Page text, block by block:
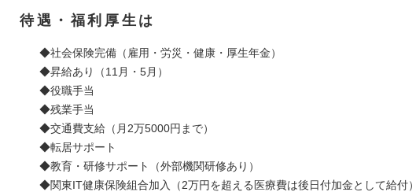
待遇・福利厚生は
◆社会保険完備（雇用・労災・健康・厚生年金）
◆昇給あり（11月・5月）
◆役職手当
◆残業手当
◆交通費支給（月2万5000円まで）
◆転居サポート
◆教育・研修サポート（外部機関研修あり）
◆関東IT健康保険組合加入（2万円を超える医療費は後日付加金として給付）